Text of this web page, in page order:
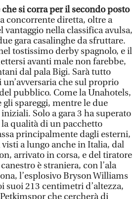
si corra per il secondo posto
concorrente diretta, oltre a
nella classifica avulsa,
gara casalinghe da sfruttare.
tostissimo derby spagnolo, e il
avanti male non farebbe,
dal pala Bigi. Sarà tutto
che sul proprio
pubblico. Come la Unahotels,
spareggi, mentre le due
Solo a gara 3 ha superato
qualità di un pacchetto
principalmente dagli esterni,
visti a lungo anche in Italia, dal
arrivato in corsa, e del tiratore
è straniera, con l’ala
l’esplosivo Bryson Williams
suoi 213 centimetri d’altezza,
che cercherà di